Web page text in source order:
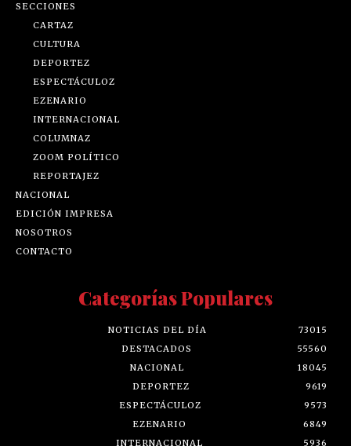
SECCIONES
CARTAZ
CULTURA
DEPORTEZ
ESPECTÁCULOZ
EZENARIO
INTERNACIONAL
COLUMNAZ
ZOOM POLÍTICO
REPORTAJEZ
NACIONAL
EDICIÓN IMPRESA
NOSOTROS
CONTACTO
Categorías Populares
NOTICIAS DEL DÍA
73015
DESTACADOS
55560
NACIONAL
18045
DEPORTEZ
9619
ESPECTÁCULOZ
9573
EZENARIO
6849
INTERNACIONAL
5936